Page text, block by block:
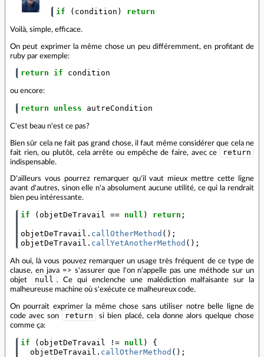
if ( condition ) return
Voilà, simple, efficace.
On peut exprimer la même chose un peu différemment, en profitant de
ruby par exemple:
return if condition
ou encore:
return unless autreCondition
C'est beau n'est ce pas?
Bien sûr cela ne fait pas grand chose, il faut même considérer que cela ne
fait rien, ou plutôt, cela arrête ou empêche de faire, avec ce
return
indispensable.
D'ailleurs vous pourrez remarquer qu'il vaut mieux mettre cette ligne
avant d'autres, sinon elle n'a absolument aucune utilité, ce qui la rendrait
bien peu intéressante.
if ( objetDeTravail == null ) return ;
objetDeTravail . callOtherMethod ();
objetDeTravail . callYetAnotherMethod ();
Ah oui, là vous pouvez remarquer un usage très fréquent de ce type de
clause, en java => s'assurer que l'on n'appelle pas une méthode sur un
objet
null . Ce qui enclenche une malédiction malfaisante sur la
malheureuse machine où s'exécute ce malheureux code.
On pourrait exprimer la même chose sans utiliser notre belle ligne de
code avec son
return
si bien placé, cela donne alors quelque chose
comme ça:
if (objetDeTravail != null )
{
objetDeTravail . callOtherMethod ();